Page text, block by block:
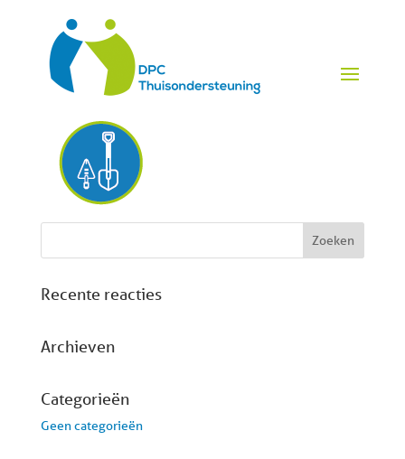
Tuinontwerp en aanleg
Recente reacties
Archieven
Categorieën
Geen categorieën